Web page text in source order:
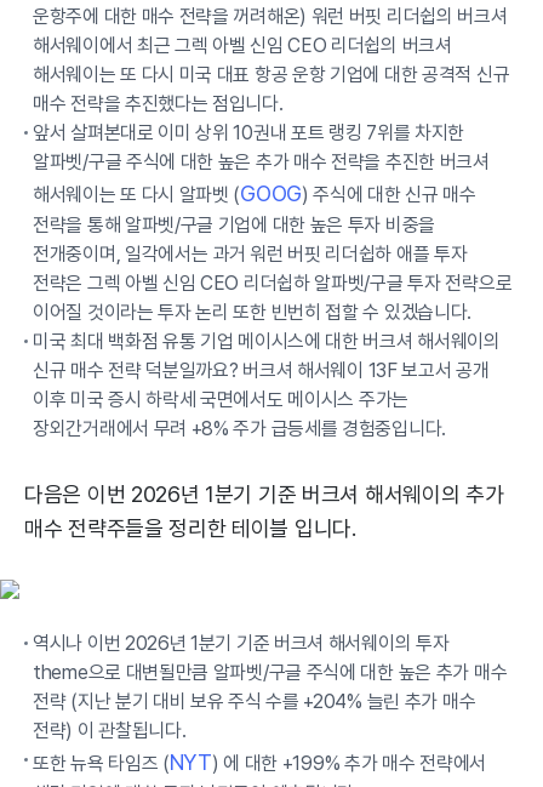
운항주에 대한 매수 전략을 꺼려해온) 워런 버핏 리더쉽의 버크셔
해서웨이에서 최근 그렉 아벨 신임 CEO 리더쉽의 버크셔
해서웨이는 또 다시 미국 대표 항공 운항 기업에 대한 공격적 신규
매수 전략을 추진했다는 점입니다.
앞서 살펴본대로 이미 상위 10권내 포트 랭킹 7위를 차지한
알파벳/구글 주식에 대한 높은 추가 매수 전략을 추진한 버크셔
해서웨이는 또 다시 알파벳 (GOOG) 주식에 대한 신규 매수
전략을 통해 알파벳/구글 기업에 대한 높은 투자 비중을
전개중이며, 일각에서는 과거 워런 버핏 리더쉽하 애플 투자
전략은 그렉 아벨 신임 CEO 리더쉽하 알파벳/구글 투자 전략으로
이어질 것이라는 투자 논리 또한 빈번히 접할 수 있겠습니다.
미국 최대 백화점 유통 기업 메이시스에 대한 버크셔 해서웨이의
신규 매수 전략 덕분일까요? 버크셔 해서웨이 13F 보고서 공개
이후 미국 증시 하락세 국면에서도 메이시스 주가는
장외간거래에서 무려 +8% 주가 급등세를 경험중입니다.
다음은 이번 2026년 1분기 기준 버크셔 해서웨이의 추가
매수 전략주들을 정리한 테이블 입니다.
역시나 이번 2026년 1분기 기준 버크셔 해서웨이의 투자
theme으로 대변될만큼 알파벳/구글 주식에 대한 높은 추가 매수
전략 (지난 분기 대비 보유 주식 수를 +204% 늘린 추가 매수
전략) 이 관찰됩니다.
또한 뉴욕 타임즈 (NYT) 에 대한 +199% 추가 매수 전략에서